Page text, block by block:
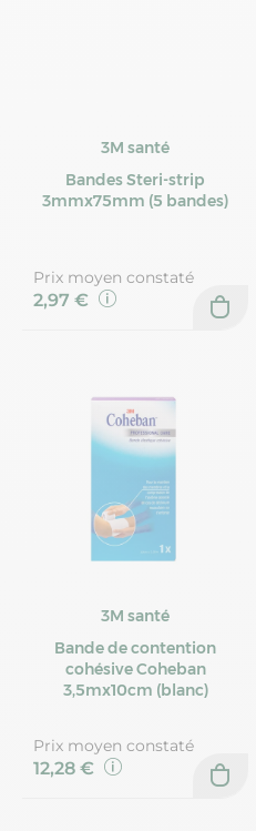
3M santé
Bandes Steri-strip
3mmx75mm (5 bandes)
Prix moyen constaté
2,97 €
3M santé
Bande de contention
cohésive Coheban
3,5mx10cm (blanc)
Prix moyen constaté
12,28 €